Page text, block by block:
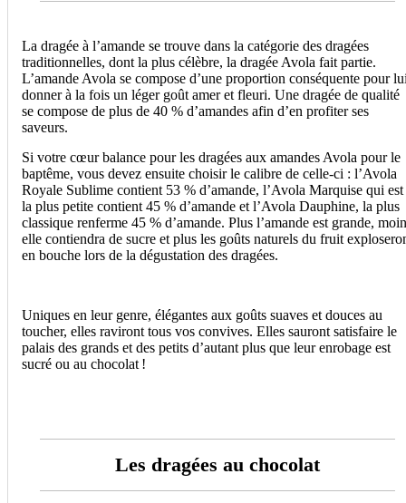
La dragée à l’amande se trouve dans la catégorie des dragées
traditionnelles, dont la plus célèbre, la dragée Avola fait partie.
L’amande Avola se compose d’une proportion conséquente pour
donner à la fois un léger goût amer et fleuri. Une dragée de qualité
se compose de plus de 40 % d’amandes afin d’en profiter ses
saveurs.
Si votre cœur balance pour les dragées aux amandes Avola pour le
baptême, vous devez ensuite choisir le calibre de celle-ci : l’Avola
Royale Sublime contient 53 % d’amande, l’Avola Marquise qui est
la plus petite contient 45 % d’amande et l’Avola Dauphine, la plus
classique renferme 45 % d’amande. Plus l’amande est grande,
elle contiendra de sucre et plus les goûts naturels du fruit
en bouche lors de la dégustation des dragées.
Uniques en leur genre, élégantes aux goûts suaves et douces au
toucher, elles raviront tous vos convives. Elles sauront satisfaire le
palais des grands et des petits d’autant plus que leur enrobage est
sucré ou au chocolat !
Les dragées au chocolat